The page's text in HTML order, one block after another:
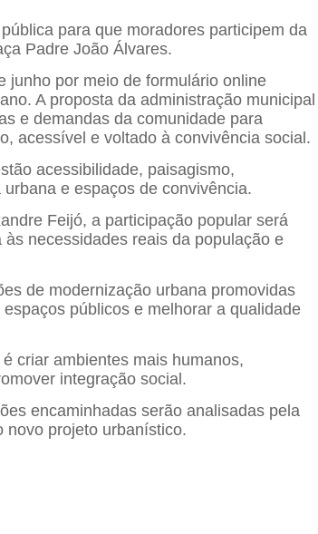
para que moradores participem da
Padre João Álvares.
junho por meio de formulário online
A proposta da administração municipal
e demandas da comunidade para
acessível e voltado à convivência social.
acessibilidade, paisagismo,
e espaços de convivência.
Feijó, a participação popular será
necessidades reais da população e
de modernização urbana promovidas
públicos e melhorar a qualidade
criar ambientes mais humanos,
integração social.
encaminhadas serão analisadas pela
novo projeto urbanístico.